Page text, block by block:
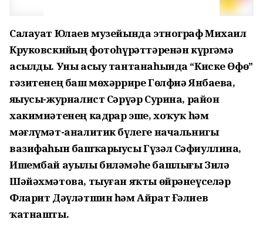
Салауат Юлаев музейында этнограф Михаил
Круков­скийҙың фотоһүрәттәренән күргәҙмә
асылды. Уны асыу тантанаһында “Киске Өфө”
гәзитенең баш мөхәррире Гөлфиә Янбаева,
яҙыусы-журналист Сәрүәр Сурина, район
хакимиәтенең кадрҙар эше, хоҡуҡ һәм
мәғлүмәт-аналитик бүлеге начальнигы
вазифаһын башҡарыусы Гүзәл Сәфиуллина,
Ишембай ауылы биләмәһе башлығы Зилә
Шәйәхмәтова, тыуған яҡты өйрәнеүселәр
Фларит Дәүләтшин һәм Айрат Ғәлиев
ҡатнашты.